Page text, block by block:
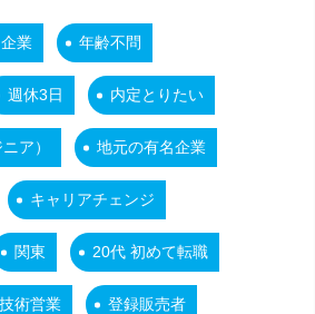
業 年齢不問
週休3日 内定とりたい
ア） 地元の有名企業
キャリアチェンジ
関東 20代 初めて転職
技術営業 登録販売者